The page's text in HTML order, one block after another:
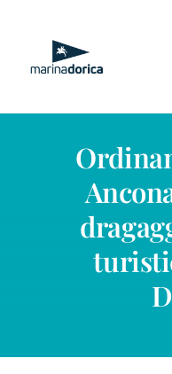
contenuto